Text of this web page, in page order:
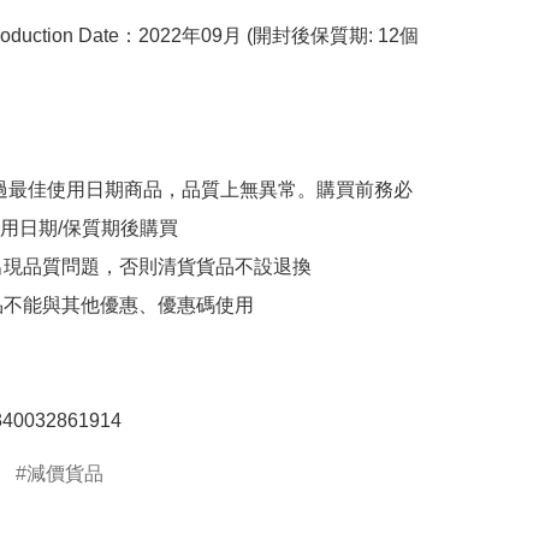
Date：2022年09月 (開封後保質期: 12個
佳使用日期商品，品質上無異常。購買前務必
日期/保質期後購買
品質問題，否則清貨貨品不設退換
能與其他優惠、優惠碼使用
減價貨品